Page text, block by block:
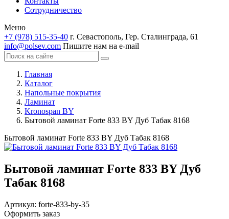
Сотрудничество
Меню
+7 (978) 515-35-40 г. Севастополь, Гер. Сталинграда, 61
info@polsev.com Пишите нам на e-mail
Главная
Каталог
Напольные покрытия
Ламинат
Kronospan BY
Бытовой ламинат Forte 833 BY Дуб Табак 8168
Бытовой ламинат Forte 833 BY Дуб Табак 8168
Бытовой ламинат Forte 833 BY Дуб
Табак 8168
Артикул: forte-833-by-35
Оформить заказ